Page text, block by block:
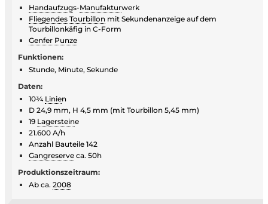
Handaufzugs-Manufakturwerk
Fliegendes Tourbillon mit Sekundenanzeige auf dem
Tourbillonkäfig in C-Form
Genfer Punze
Funktionen:
Stunde, Minute, Sekunde
Daten:
10¾ Linien
D 24,9 mm, H 4,5 mm (mit Tourbillon 5,45 mm)
19 Lagersteine
21.600 A/h
Anzahl Bauteile 142
Gangreserve ca. 50h
Produktionszeitraum:
Ab ca. 2008